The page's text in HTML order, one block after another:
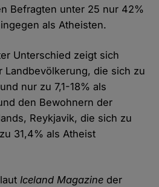
Befragten unter 25 nur 42%
als Atheisten.
Unterschied zeigt sich
Landbevölkerung, die sich zu
nur zu 7,1-18% als
den Bewohnern der
Reykjavik, die sich zu
31,4% als Atheist
Iceland Magazine der